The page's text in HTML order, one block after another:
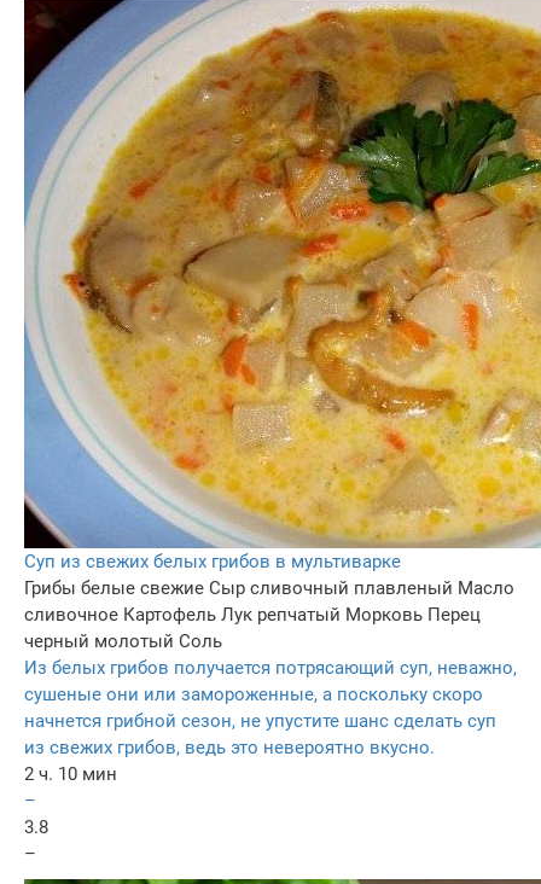
Суп из свежих белых грибов в мультиварке
Грибы белые свежие Сыр сливочный плавленый Масло
сливочное Картофель Лук репчатый Морковь Перец
черный молотый Соль
Из белых грибов получается потрясающий суп, неважно,
сушеные они или замороженные, а поскольку скоро
начнется грибной сезон, не упустите шанс сделать суп
из свежих грибов, ведь это невероятно вкусно.
2 ч. 10 мин
–
3.8
–